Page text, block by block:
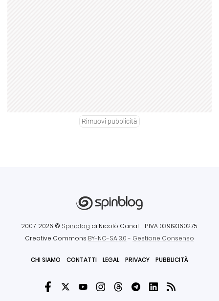
Rimuovi pubblicità
2007-2026 © Spinblog di Nicolò Canal - P.IVA 03919360275
Creative Commons BY-NC-SA 3.0- Gestione Consenso
CHI SIAMO CONTATTI LEGAL PRIVACY PUBBLICITÀ